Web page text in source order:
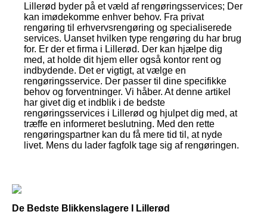
Lillerød byder på et væld af rengøringsservices; Der
kan imødekomme enhver behov. Fra privat
rengøring til erhvervsrengøring og specialiserede
services. Uanset hvilken type rengøring du har brug
for. Er der et firma i Lillerød. Der kan hjælpe dig
med, at holde dit hjem eller også kontor rent og
indbydende. Det er vigtigt, at vælge en
rengøringsservice. Der passer til dine specifikke
behov og forventninger. Vi håber. At denne artikel
har givet dig et indblik i de bedste
rengøringsservices i Lillerød og hjulpet dig med, at
træffe en informeret beslutning. Med den rette
rengøringspartner kan du få mere tid til, at nyde
livet. Mens du lader fagfolk tage sig af rengøringen.
De Bedste Blikkenslagere I Lillerød